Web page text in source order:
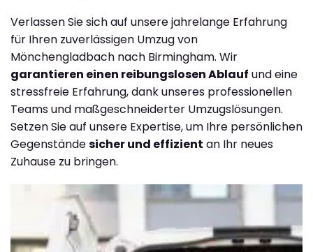
Verlassen Sie sich auf unsere jahrelange Erfahrung
für Ihren zuverlässigen Umzug von
Mönchengladbach nach Birmingham. Wir
garantieren einen reibungslosen Ablauf und eine
stressfreie Erfahrung, dank unseres professionellen
Teams und maßgeschneiderter Umzugslösungen.
Setzen Sie auf unsere Expertise, um Ihre persönlichen
Gegenständesicher und effizient an Ihr neues
Zuhause zu bringen.